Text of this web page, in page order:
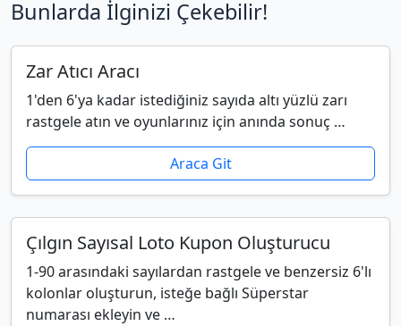
Bunlarda İlginizi Çekebilir!
Zar Atıcı Aracı
1'den 6'ya kadar istediğiniz sayıda altı yüzlü zarı
rastgele atın ve oyunlarınız için anında sonuç …
Araca Git
Çılgın Sayısal Loto Kupon Oluşturucu
1-90 arasındaki sayılardan rastgele ve benzersiz 6'lı
kolonlar oluşturun, isteğe bağlı Süperstar
numarası ekleyin ve …